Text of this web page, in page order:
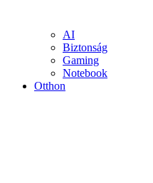
AI
Biztonság
Gaming
Notebook
Otthon